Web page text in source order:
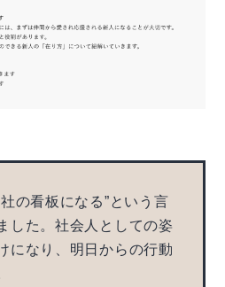
の看板になる”という言
した。社会人としての姿
になり、明日からの行動